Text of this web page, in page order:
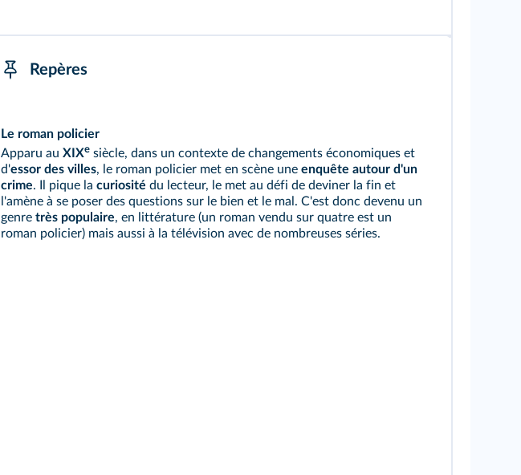
Repères
Le roman policier
Apparu au XIXe siècle, dans un contexte de changements économiques et
d'essor des villes, le roman policier met en scène une enquête autour d'un
crime. Il pique la curiosité du lecteur, le met au défi de deviner la fin et
l'amène à se poser des questions sur le bien et le mal. C'est donc devenu un
genre très populaire, en littérature (un roman vendu sur quatre est un
roman policier) mais aussi à la télévision avec de nombreuses séries.